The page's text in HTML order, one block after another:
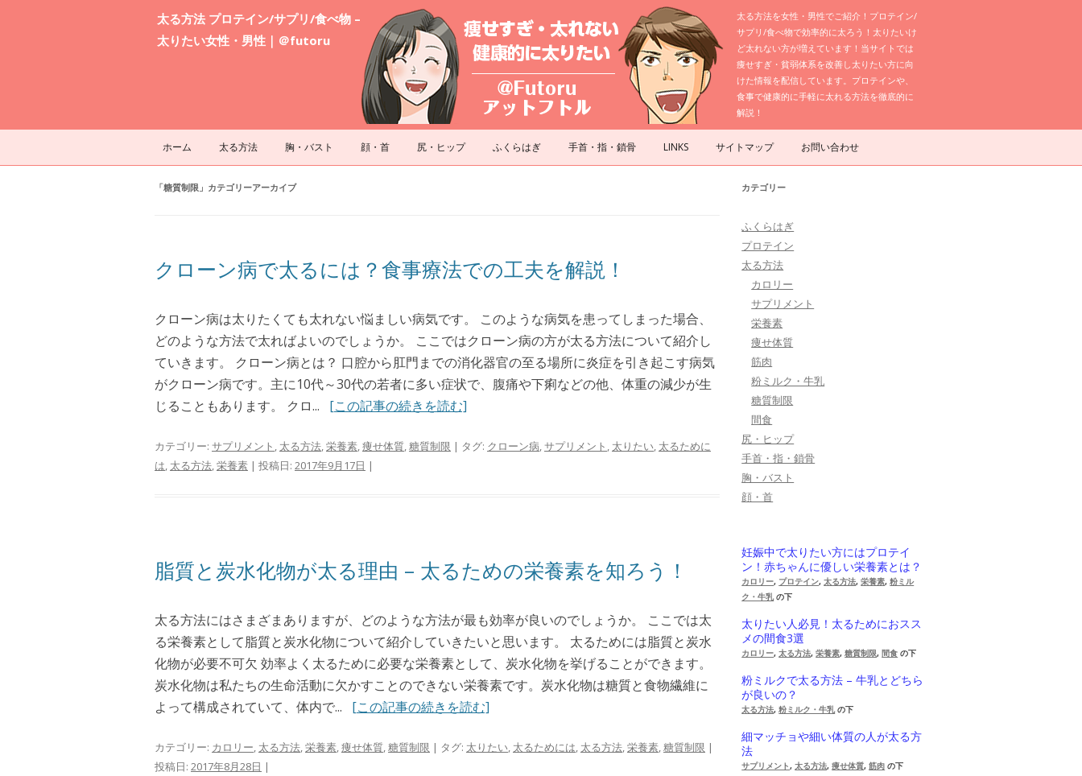
太る方法 プロテイン/サプリ/食べ物 –
太りたい女性・男性｜＠futoru
太る方法を女性・男性でご紹介！プロテイン/
サプリ/食べ物で効率的に太ろう！太りたいけ
ど太れない方が増えています！当サイトでは
痩せすぎ・貧弱体系を改善し太りたい方に向
けた情報を配信しています。プロテインや、
食事で健康的に手軽に太れる方法を徹底的に
解説！
コンテンツへスキップ
ホーム 太る方法 胸・バスト 顔・首 尻・ヒップ ふくらはぎ 手首・指・鎖骨 LINKS サイトマップ お問い合わせ
「糖質制限 」カテゴリーアーカイブ
クローン病で太るには？食事療法での工夫を解説！
クローン病は太りたくても太れない悩ましい病気です。 このような病気を患ってしまった場合、
どのような方法で太ればよいのでしょうか。 ここではクローン病の方が太る方法について紹介し
ていきます。 クローン病とは？ 口腔から肛門までの消化器官の至る場所に炎症を引き起こす病気
がクローン病です。主に10代～30代の若者に多い症状で、腹痛や下痢などの他、体重の減少が生
じることもあります。 クロ... [この記事の続きを読む]
カテゴリー: サプリメント , 太る方法,栄養素,痩せ体質,糖質制限 | タグ: クローン病,サプリメント , 太りたい, 太るために
は, 太る方法,栄養素 | 投稿日: 2017年9月17日 |
脂質と炭水化物が太る理由 – 太るための栄養素を知ろう！
太る方法にはさまざまありますが、どのような方法が最も効率が良いのでしょうか。 ここでは太
る栄養素として脂質と炭水化物について紹介していきたいと思います。 太るためには脂質と炭水
化物が必要不可欠 効率よく太るために必要な栄養素として、炭水化物を挙げることができます。
炭水化物は私たちの生命活動に欠かすことのできない栄養素です。炭水化物は糖質と食物繊維に
よって構成されていて、体内で... [この記事の続きを読む]
カテゴリー: カロリー, 太る方法,栄養素,痩せ体質,糖質制限 | タグ: 太りたい, 太るためには, 太る方法,栄養素,糖質制限 |
投稿日: 2017年8月28日 |
カテゴリー
ふくらはぎ
プロテイン
太る方法
カロリー
サプリメント
栄養素
痩せ体質
筋肉
粉ミルク・牛乳
糖質制限
間食
尻・ヒップ
手首・指・鎖骨
胸・バスト
顔・首
妊娠中で太りたい方にはプロテイ
ン！赤ちゃんに優しい栄養素とは？
カロリー, プロテイン,太る方法,栄養素,粉ミル
ク・牛乳の下
太りたい人必見！太るためにおスス
メの間食3選
カロリー,太る方法,栄養素,糖質制限,間食 の下
粉ミルクで太る方法 – 牛乳とどちら
が良いの？
太る方法,粉ミルク・牛乳の下
細マッチョや細い体質の人が太る方
法
サプリメント,太る方法,痩せ体質,筋肉 の下